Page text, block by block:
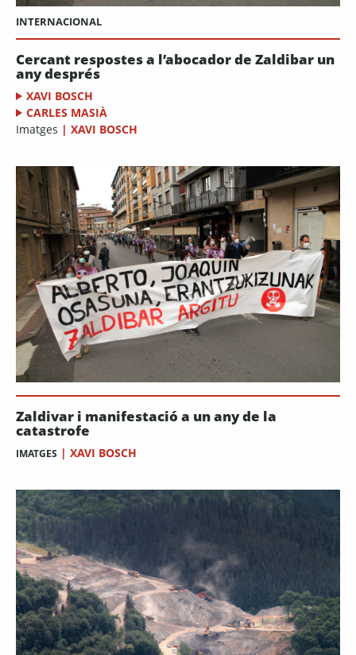
INTERNACIONAL
Cercant respostes a l’abocador de Zaldibar un
any després
XAVI BOSCH
CARLES MASIÀ
Imatges | XAVI BOSCH
Zaldivar i manifestació a un any de la
catastrofe
IMATGES | XAVI BOSCH